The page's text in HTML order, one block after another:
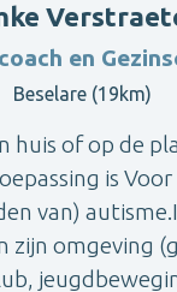
en
Beselare (19km)
huis of op de
is
van)
zijn omgeving